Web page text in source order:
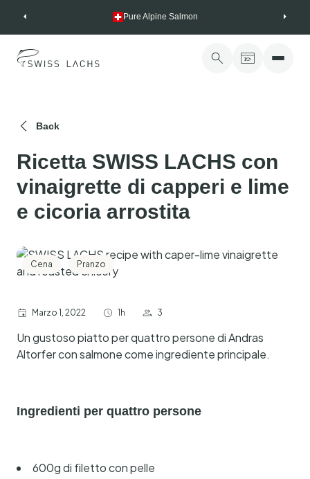
Pure Alpine Salmon
Back
Ricetta SWISS LACHS con
vinaigrette di capperi e lime
e cicoria arrostita
Cena Pranzo
Marzo 1, 2022 1h 3
Un gustoso piatto per quattro persone di Andras
Altorfer con salmone come ingrediente principale.
Ingredienti per quattro persone
600g di filetto con pelle